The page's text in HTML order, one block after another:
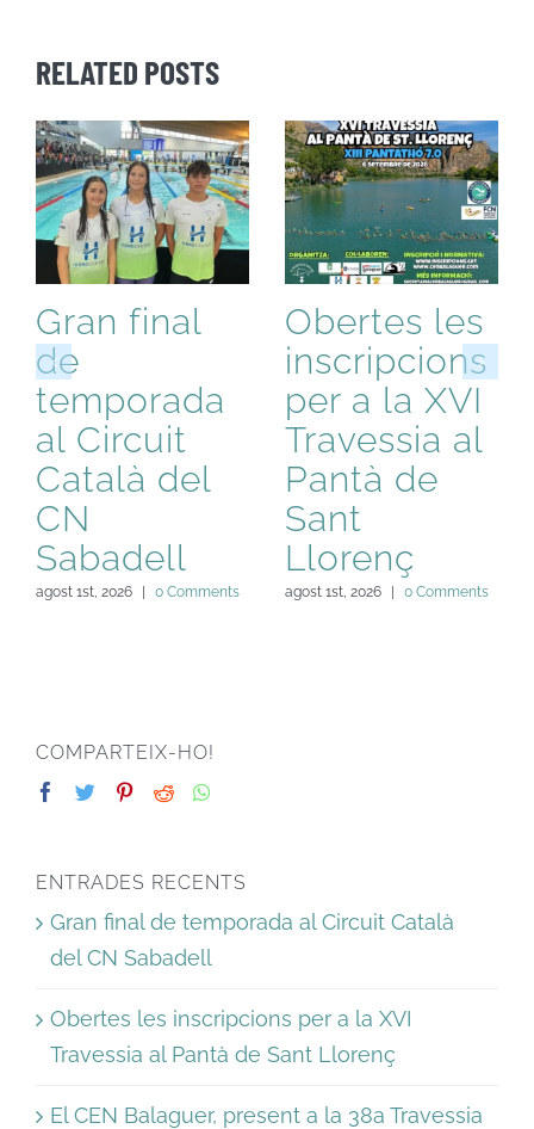
RELATED POSTS
Gran final
de
temporada
al Circuit
Català del
CN
Sabadell
agost 1st, 2026 0 Comments
Obertes les
inscripcions
per a la XVI
Travessia al
Pantà de
Sant
Llorenç
agost 1st, 2026 0 Comments
COMPARTEIX-HO!
ENTRADES RECENTS
Gran final de temporada al Circuit Català
del CN Sabadell
Obertes les inscripcions per a la XVI
Travessia al Pantà de Sant Llorenç
El CEN Balaguer, present a la 38a Travessia